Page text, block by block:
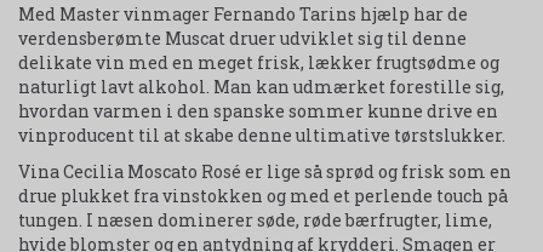
Med Master vinmager Fernando Tarins hjælp har de
verdensberømte Muscat druer udviklet sig til denne
delikate vin med en meget frisk, lækker frugtsødme og
naturligt lavt alkohol. Man kan udmærket forestille sig,
hvordan varmen i den spanske sommer kunne drive en
vinproducent til at skabe denne ultimative tørstslukker.
Vina Cecilia Moscato Rosé er lige så sprød og frisk som en
drue plukket fra vinstokken og med et perlende touch på
tungen. I næsen dominerer søde, røde bærfrugter, lime,
hvide blomster og en antydning af krydderi. Smagen er